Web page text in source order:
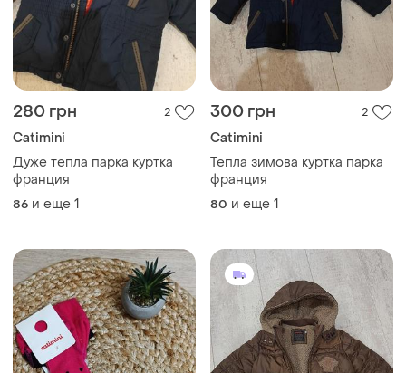
280 грн 2
Catimini
Дуже тепла парка куртка
франция
86 и еще 1
300 грн 2
Catimini
Тепла зимова куртка парка
франция
80 и еще 1